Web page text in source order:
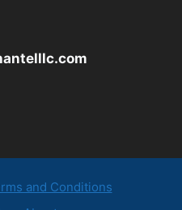
and Conditions